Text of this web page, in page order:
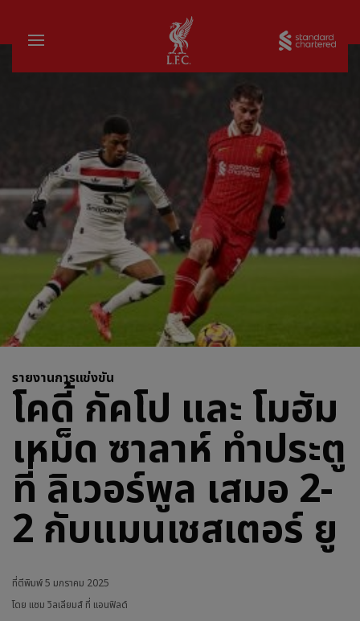
บ้าน
รายงานการแข่งขัน
โคดี้ กัคโป และ โมฮัม
เหม็ด ซาลาห์ ทำประตู
ที่ ลิเวอร์พูล เสมอ 2-
2 กับแมนเชสเตอร์ ยู
ที่ตีพิมพ์5 มกราคม 2025
โดย แซม วิลเลียมส์ ที่ แอนฟิลด์